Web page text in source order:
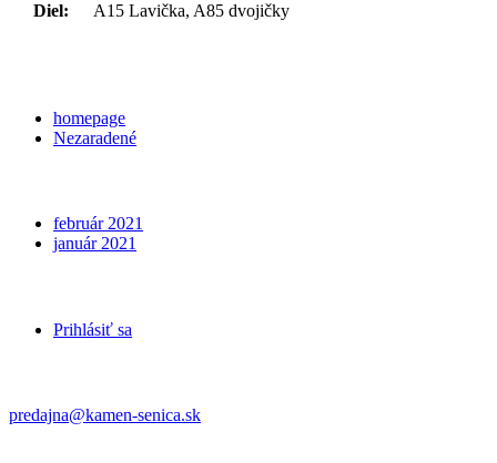
Diel: A15 Lavička, A85 dvojičky
homepage
Nezaradené
február 2021
január 2021
Prihlásiť sa
predajna@kamen-senica.sk